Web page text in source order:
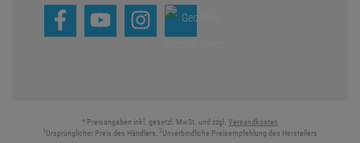
* Preisangaben inkl. gesetzl. MwSt. und zzgl. Versandkosten
Ursprünglicher Preis des Händlers, 2 Unverbindliche Preisempfehlung des Herstellers